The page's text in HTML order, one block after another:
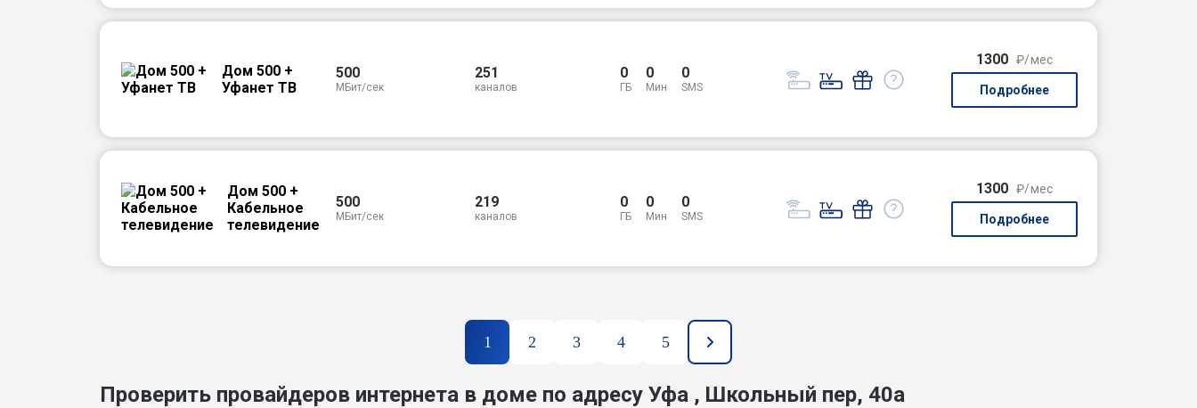
Дом 500 +
Уфанет ТВ
500
МБит/сек
251
каналов
0
ГБ
0
Мин
0
SMS
1300 ₽/мес
Подробнее
Дом 500 +
Кабельное
телевидение
500
МБит/сек
219
каналов
0
ГБ
0
Мин
0
SMS
1300 ₽/мес
Подробнее
1 2 3 4 5
Проверить провайдеров интернета в доме по адресу Уфа , Школьный пер, 40а